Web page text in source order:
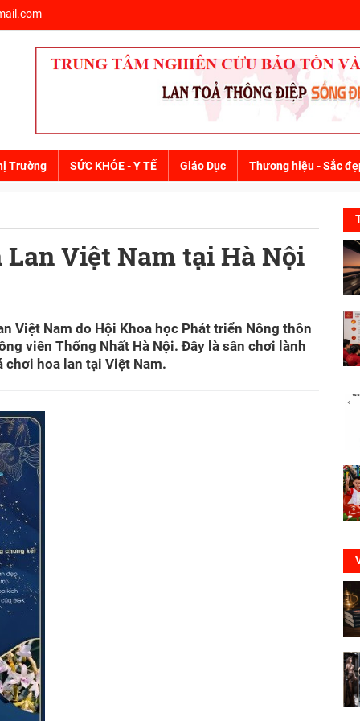
Trường SỨC KHỎE - Y TẾ Giáo Dục Thương hiệu - Sắc
Việt Nam tại Hà Nội
Việt Nam do Hội Khoa học Phát triển Nông thôn
viên Thống Nhất Hà Nội. Đây là sân chơi lành
chơi hoa lan tại Việt Nam.